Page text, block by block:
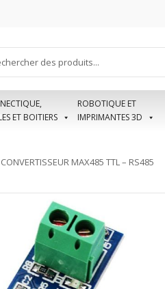
ET BOITIERS
ROBOTIQUE ET
IMPRIMANTES 3D
MAX485 TTL – RS485